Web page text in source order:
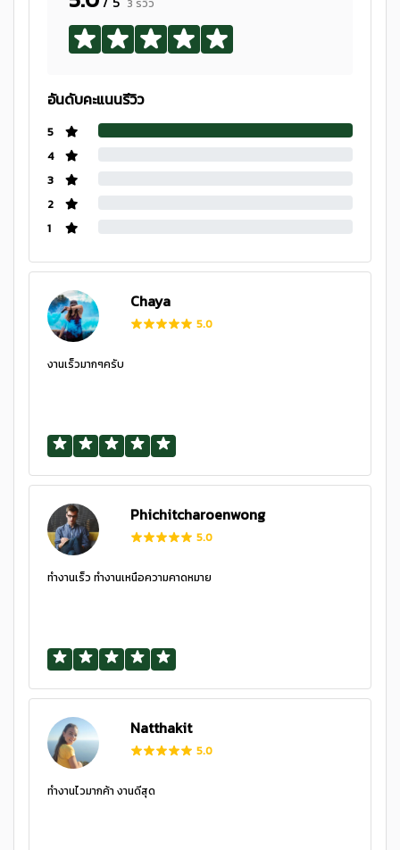
อันดับคะแนนรีวิว
5
4
3
2
1
Chaya
5.0
งานเร็วมากๆครับ
Phichitcharoenwong
5.0
ทำงานเร็ว ทำงานเหนือความคาดหมาย
Natthakit
5.0
ทำงานไวมากค้า งานดีสุด